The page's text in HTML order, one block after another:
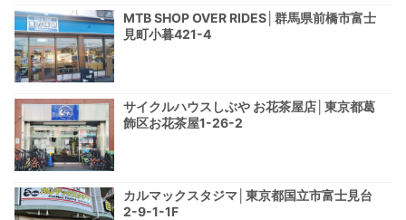
MTB SHOP OVER RIDES│群馬県前橋市富士
見町小暮421-4
サイクルハウスしぶや お花茶屋店│東京都葛
飾区お花茶屋1-26-2
カルマックスタジマ│東京都国立市富士見台
2-9-1-1F